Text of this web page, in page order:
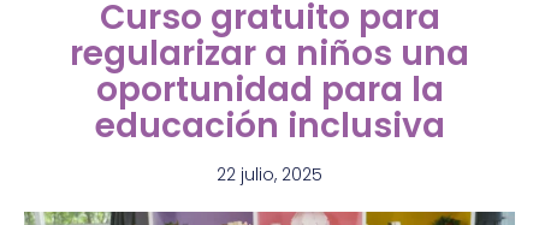
Curso gratuito para
regularizar a niños una
oportunidad para la
educación inclusiva
22 julio, 2025